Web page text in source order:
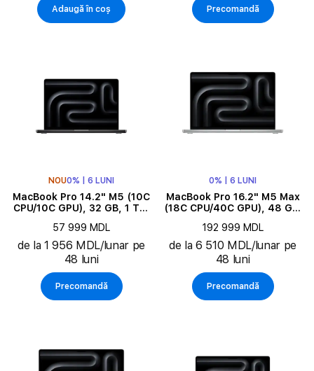
Adaugă în coș Precomandă
NOU0% | 6 LUNI
MacBook Pro 14.2" M5 (10C
CPU/10C GPU), 32 GB, 1 TB,
57 999 MDL
de la 1 956 MDL/lunar pe
48 luni
Precomandă
0% | 6 LUNI
MacBook Pro 16.2" M5 Max
(18C CPU/40C GPU), 48 GB,
192 999 MDL
de la 6 510 MDL/lunar pe
48 luni
Precomandă